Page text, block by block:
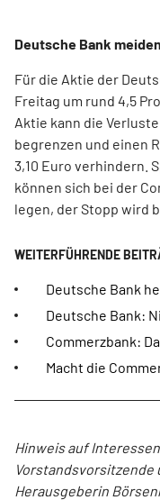
Deutsche Bank
Für die Aktie der
Freitag um rund 4,5
Aktie kann die
begrenzen und einen
3,10 Euro verhindern.
können sich bei der
legen, der Stopp wird
Deutsche Bank
Deutsche Bank:
Commerzbank:
Macht die
Hinweis auf
Vorstandsvorsitzende
Herausgeberin